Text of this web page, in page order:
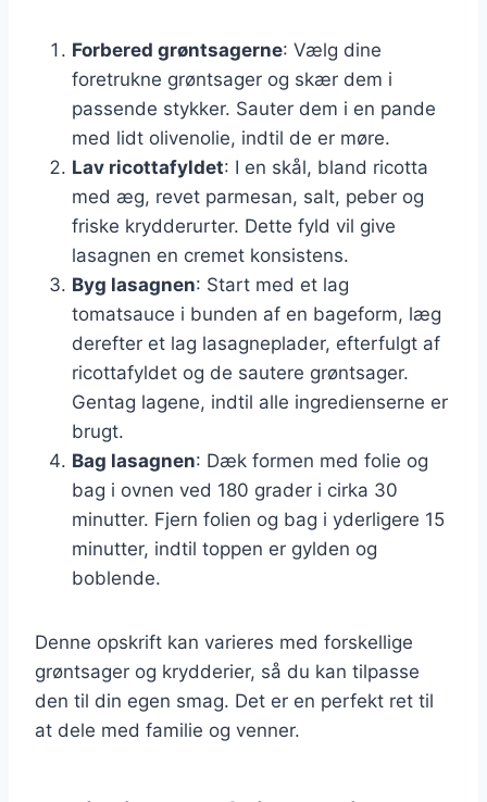
Forbered grøntsagerne: Vælg dine
foretrukne grøntsager og skær dem i
passende stykker. Sauter dem i en pande
med lidt olivenolie, indtil de er møre.
Lav ricottafyldet: I en skål, bland ricotta
med æg, revet parmesan, salt, peber og
friske krydderurter. Dette fyld vil give
lasagnen en cremet konsistens.
Byg lasagnen: Start med et lag
tomatsauce i bunden af en bageform, læg
derefter et lag lasagneplader, efterfulgt af
ricottafyldet og de sautere grøntsager.
Gentag lagene, indtil alle ingredienserne er
brugt.
Bag lasagnen: Dæk formen med folie og
bag i ovnen ved 180 grader i cirka 30
minutter. Fjern folien og bag i yderligere 15
minutter, indtil toppen er gylden og
boblende.
Denne opskrift kan varieres med forskellige
grøntsager og krydderier, så du kan tilpasse
den til din egen smag. Det er en perfekt ret til
at dele med familie og venner.